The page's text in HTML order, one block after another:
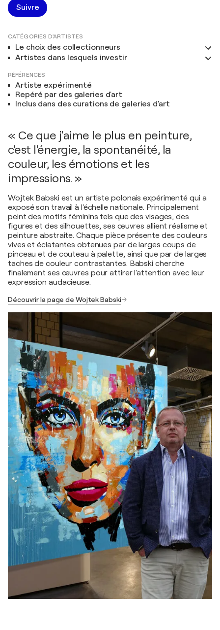
Suivre
CATÉGORIES D'ARTISTES
Le choix des collectionneurs
Artistes dans lesquels investir
RÉFÉRENCES
Artiste expérimenté
Repéré par des galeries d'art
Inclus dans des curations de galeries d'art
« Ce que j'aime le plus en peinture,
c'est l'énergie, la spontanéité, la
couleur, les émotions et les
impressions. »
Wojtek Babski est un artiste polonais expérimenté qui a
exposé son travail à l'échelle nationale. Principalement
peint des motifs féminins tels que des visages, des
figures et des silhouettes, ses œuvres allient réalisme et
peinture abstraite. Chaque pièce présente des couleurs
vives et éclatantes obtenues par de larges coups de
pinceau et de couteau à palette, ainsi que par de larges
taches de couleur contrastantes. Babski cherche
finalement ses œuvres pour attirer l'attention avec leur
expression audacieuse.
Découvrir la page de Wojtek Babski